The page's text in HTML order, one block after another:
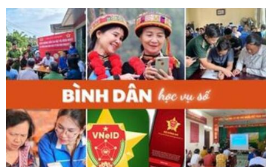
đạo của Đảng đối với công tác quản lý, phát triển vật liệu xây
dựng trong giai đoạn mới